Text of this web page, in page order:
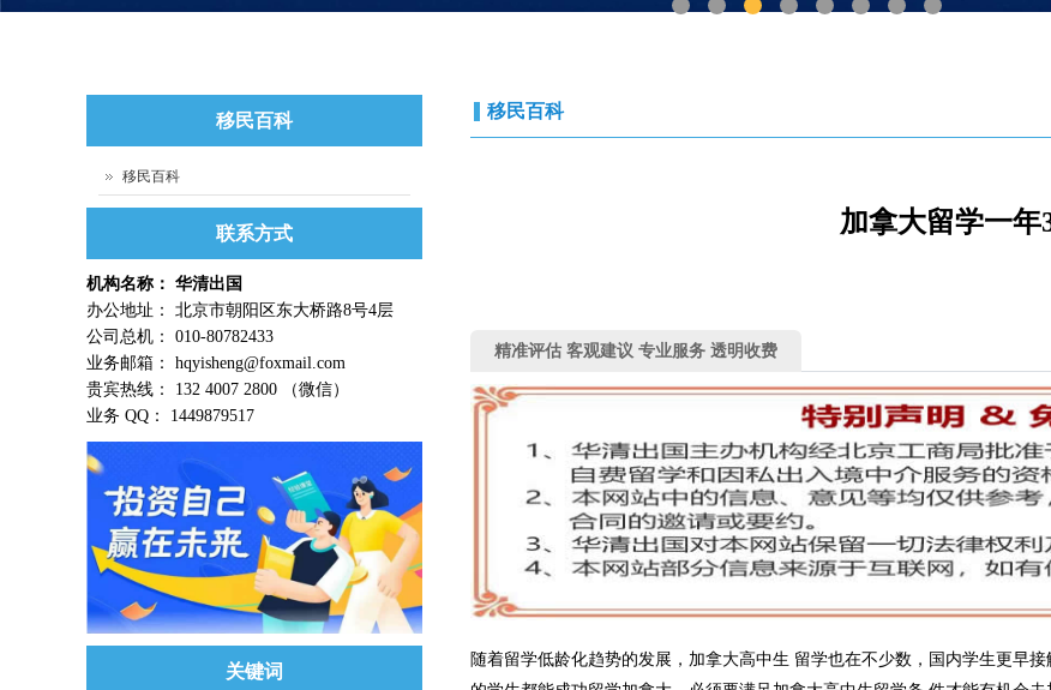
移民百科
加拿大留学一年
精准评估 客观建议 专业服务 透明收费
随着留学低龄化趋势的发展，加拿大高中生 留学也在不少数，国内学生更早
移民百科
移民百科
联系方式
机构名称： 华清出国
办公地址： 北京市朝阳区东大桥路8号4层
公司总机： 010-80782433
业务邮箱： hqyisheng@foxmail.com
贵宾热线： 132 4007 2800 （微信）
业务 QQ： 1449879517
关键词